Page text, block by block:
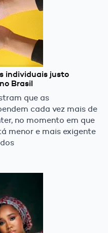
individuais justo
Brasil
que as
cada vez mais de
no momento em que
menor e mais exigente